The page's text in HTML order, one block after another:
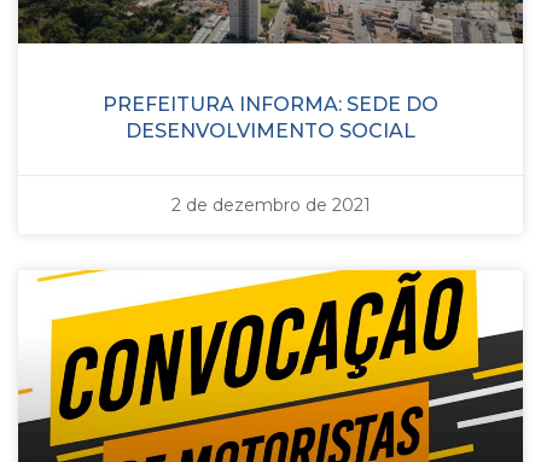
PREFEITURA INFORMA: SEDE DO
DESENVOLVIMENTO SOCIAL
2 de dezembro de 2021